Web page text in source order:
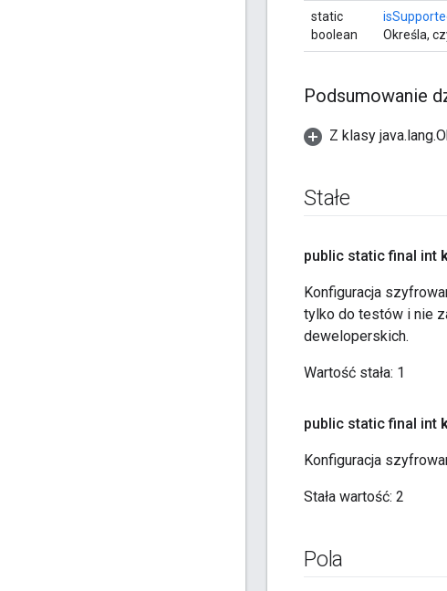
static
boolean
Określa,
Podsumowanie
Z klasy
Stałe
public static final int
Konfiguracja
tylko do testów i nie
deweloperskich.
Wartość stała: 1
public static final int
Konfiguracja
Stała wartość: 2
Pola